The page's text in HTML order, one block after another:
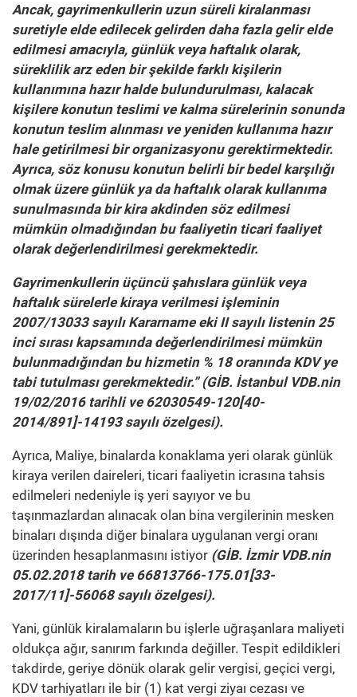
Ancak, gayrimenkullerin uzun süreli kiralanması
suretiyle elde edilecek gelirden daha fazla gelir elde
edilmesi amacıyla, günlük veya haftalık olarak,
süreklilik arz eden bir şekilde farklı kişilerin
kullanımına hazır halde bulundurulması, kalacak
kişilere konutun teslimi ve kalma sürelerinin sonunda
konutun teslim alınması ve yeniden kullanıma hazır
hale getirilmesi bir organizasyonu gerektirmektedir.
Ayrıca, söz konusu konutun belirli bir bedel karşılığı
olmak üzere günlük ya da haftalık olarak kullanıma
sunulmasında bir kira akdinden söz edilmesi
mümkün olmadığından bu faaliyetin ticari faaliyet
olarak değerlendirilmesi gerekmektedir.
Gayrimenkullerin üçüncü şahıslara günlük veya
haftalık sürelerle kiraya verilmesi işleminin
2007/13033 sayılı Kararname eki II sayılı listenin 25
inci sırası kapsamında değerlendirilmesi mümkün
bulunmadığından bu hizmetin % 18 oranında KDV ye
tabi tutulması gerekmektedir.” (GİB. İstanbul VDB.nin
19/02/2016 tarihli ve 62030549-120[40-
2014/891]-14193 sayılı özelgesi).
Ayrıca, Maliye, binalarda konaklama yeri olarak günlük
kiraya verilen daireleri, ticari faaliyetin icrasına tahsis
edilmeleri nedeniyle iş yeri sayıyor ve bu
taşınmazlardan alınacak olan bina vergilerinin mesken
binaları dışında diğer binalara uygulanan vergi oranı
üzerinden hesaplanmasını istiyor (GİB. İzmir VDB.nin
05.02.2018 tarih ve 66813766-175.01[33-
2017/11]-56068 sayılı özelgesi).
Yani, günlük kiralamaların bu işlerle uğraşanlara maliyeti
oldukça ağır, sanırım farkında değiller. Tespit edildikleri
takdirde, geriye dönük olarak gelir vergisi, geçici vergi,
KDV tarhiyatları ile bir (1) kat vergi ziyaı cezası ve